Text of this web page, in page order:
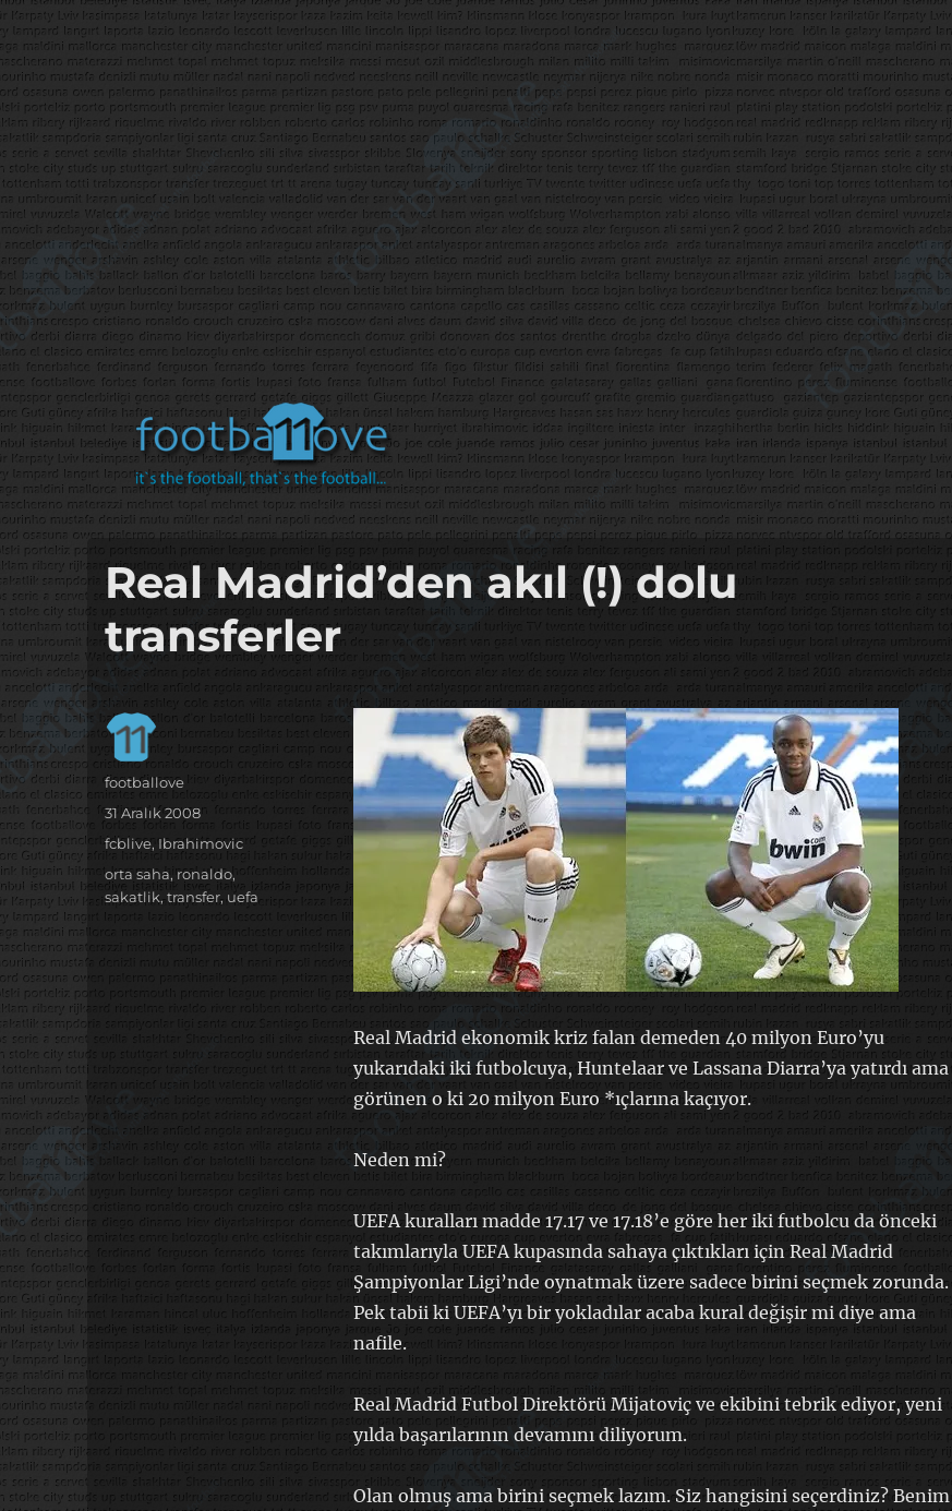
footbaLLove
it's the football, that's the football…
Real Madrid’den akıl (!) dolu
transferler
Real Madrid ekonomik kriz falan demeden 40 milyon Euro’yu
yukarıdaki iki futbolcuya, Huntelaar ve Lassana Diarra’ya yatırdı ama
görünen o ki 20 milyon Euro *ıçlarına kaçıyor.
Neden mi?
UEFA kuralları madde 17.17 ve 17.18’e göre her iki futbolcu da önceki
takımlarıyla UEFA kupasında sahaya çıktıkları için Real Madrid
Şampiyonlar Ligi’nde oynatmak üzere sadece birini seçmek zorunda.
Pek tabii ki UEFA’yı bir yokladılar acaba kural değişir mi diye ama
nafile.
Real Madrid Futbol Direktörü Mijatoviç ve ekibini tebrik ediyor, yeni
yılda başarılarının devamını diliyorum.
Olan olmuş ama birini seçmek lazım. Siz hangisini seçerdiniz? Benim
Yazar
footballove
Yayın
tarihi
31 Aralık 2008
Kategoriler
fcblive, Ibrahimovic
Etiketler
orta saha, ronaldo,
sakatlik,transfer, uefa